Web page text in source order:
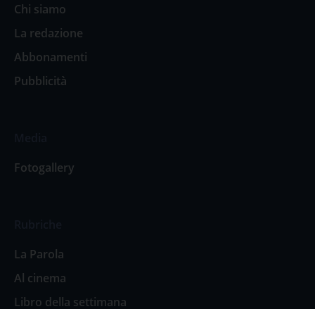
Chi siamo
La redazione
Abbonamenti
Pubblicità
Fotogallery
La Parola
Al cinema
Libro della settimana